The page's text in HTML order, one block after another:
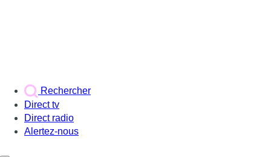
Rechercher
Direct tv
Direct radio
Alertez-nous